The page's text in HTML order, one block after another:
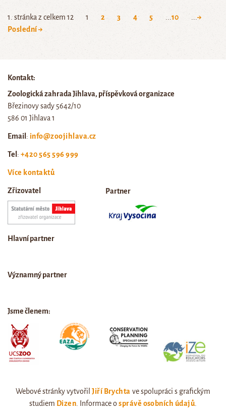
1. stránka z celkem 12 1 2 3 4 5 10
→
Poslední →
Kontakt:
Zoologická zahrada Jihlava, příspěvková organizace
Březinovy sady 5642/10
586 01 Jihlava 1
Email : info@zoojihlava.cz
Tel : +420 565 596 999
Více kontaktů
Zřizovatel Partner
Hlavní partner
Významný partner
Jsme členem:
Webové stránky vytvořilJiří Brychta ve spolupráci s grafickým
studiem Dizen . Informace osprávě osobních údajů